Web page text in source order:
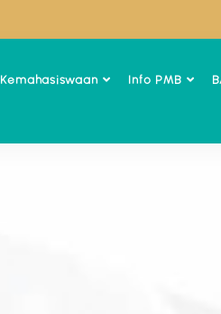
Kemahasiswaan Info PMB